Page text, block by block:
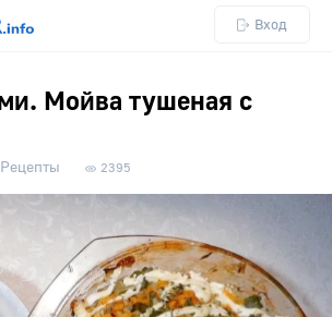
Вход
Мойва тушеная с
Рецепты 2395